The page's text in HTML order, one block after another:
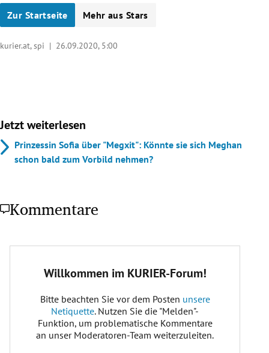
Zur Startseite Mehr aus Stars
kurier.at, spi | 26.09.2020, 5:00
Jetzt weiterlesen
Prinzessin Sofia über "Megxit": Könnte sie sich Meghan
schon bald zum Vorbild nehmen?
Kommentare